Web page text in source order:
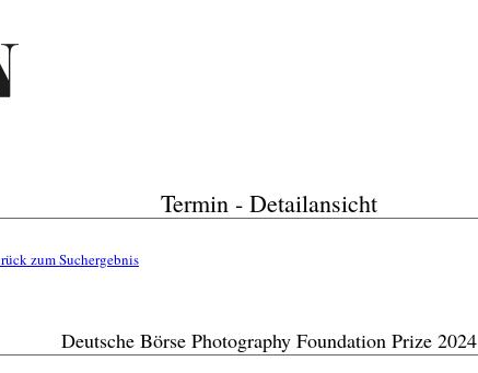
Termin - Detailansicht
zum Suchergebnis
Deutsche Börse Photography Foundation Prize 2024